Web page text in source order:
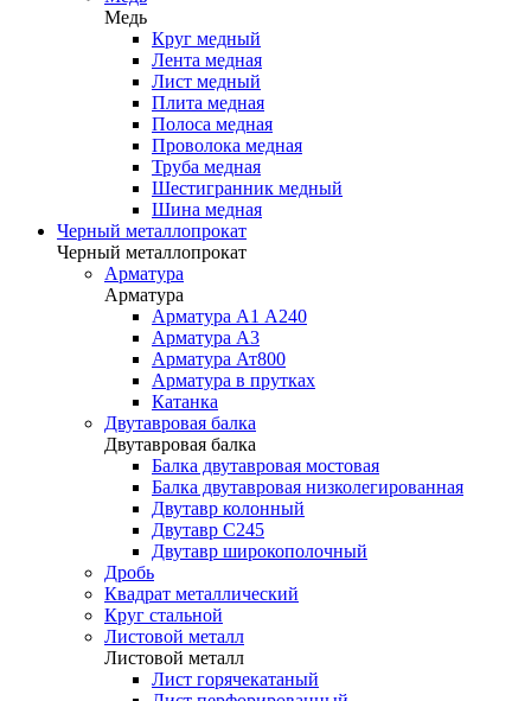
Медь
Круг медный
Лента медная
Лист медный
Плита медная
Полоса медная
Проволока медная
Труба медная
Шестигранник медный
Шина медная
Черный металлопрокат
Черный металлопрокат
Арматура
Арматура
Арматура А1 А240
Арматура А3
Арматура Ат800
Арматура в прутках
Катанка
Двутавровая балка
Двутавровая балка
Балка двутавровая мостовая
Балка двутавровая низколегированная
Двутавр колонный
Двутавр С245
Двутавр широкополочный
Дробь
Квадрат металлический
Круг стальной
Листовой металл
Листовой металл
Лист горячекатаный